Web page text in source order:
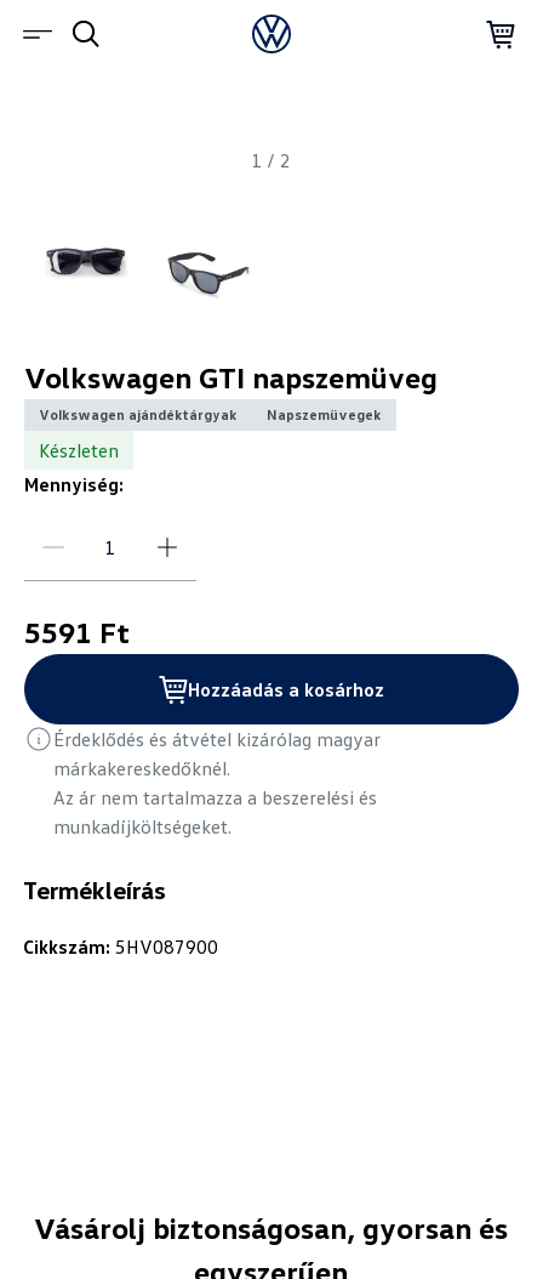
1 / 2
Termékleírás
Cikkszám: 5HV087900
Volkswagen GTI napszemüveg
Volkswagen ajándéktárgyak Napszemüvegek
Készleten
Mennyiség:
5591 Ft
Hozzáadás a kosárhoz
Érdeklődés és átvétel kizárólag magyar
márkakereskedőknél.
Az ár nem tartalmazza a beszerelési és
munkadíjköltségeket.
Vásárolj biztonságosan, gyorsan és
egyszerűen